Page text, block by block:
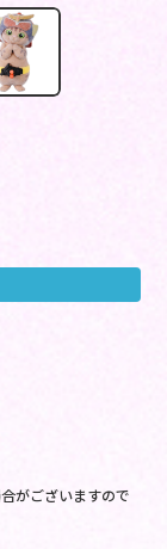
がございますので